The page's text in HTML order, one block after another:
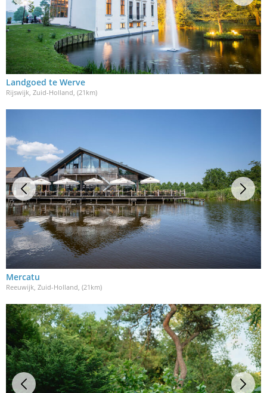
Landgoed te Werve
Rijswijk, Zuid-Holland , (21km)
Mercatu
Reeuwijk, Zuid-Holland, (21km)